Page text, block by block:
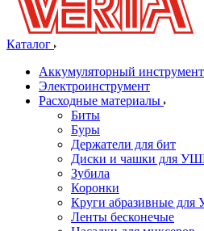
Каталог
Аккумуляторный инструмент
Электроинструмент
Расходные материалы
Биты
Буры
Держатели для бит
Диски и чашки для
Зубила
Коронки
Круги абразивные
Ленты бесконечые